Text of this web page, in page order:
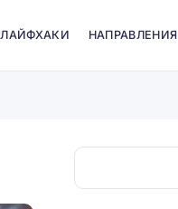
ЛАЙФХАКИ НАПРАВЛЕНИЯ